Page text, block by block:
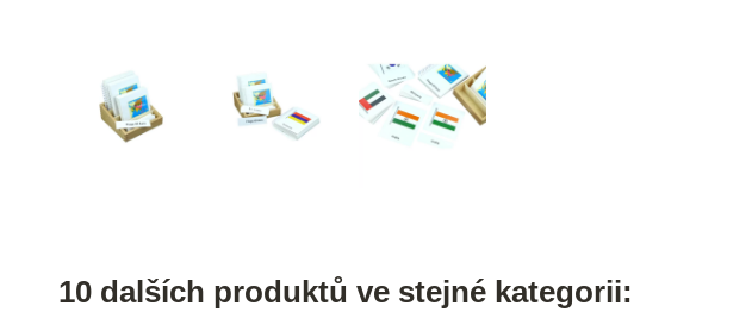
10 dalších produktů ve stejné kategorii: